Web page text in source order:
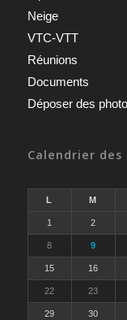
Neige
VTC-VTT
Réunions
Documents
Déposer des
Calendrier
L M
1 2
8 9
15 16
22 23
29 30